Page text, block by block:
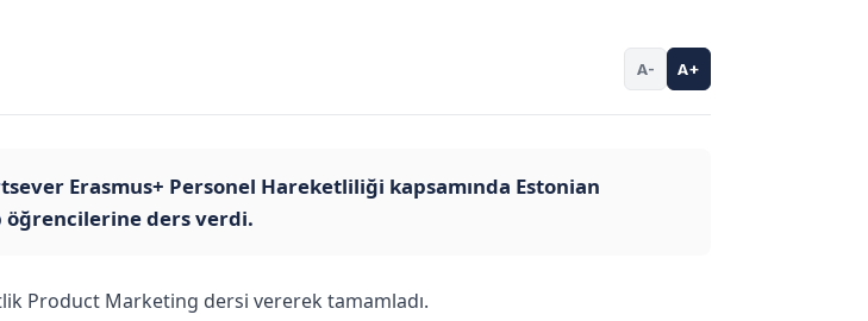
A- A+
Erasmus+ Personel Hareketliliği kapsamında Estonian
öğrencilerine ders verdi.
Product Marketing dersi vererek tamamladı.